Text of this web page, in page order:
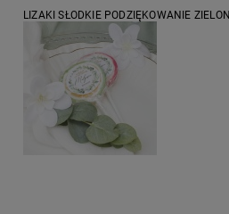
LIZAKI SŁODKIE PODZIĘKOWANIE